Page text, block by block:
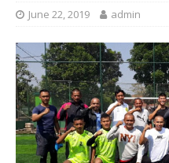
June 22, 2019 admin